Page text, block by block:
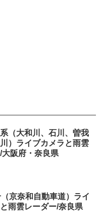
（大和川、石川、曽我
）ライブカメラと雨雲
大阪府・奈良県
京奈和自動車道）ライ
雨雲レーダー/奈良県